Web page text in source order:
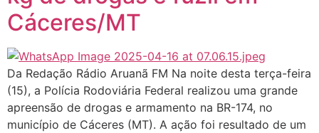
Cáceres/MT
Da Redação Rádio Aruanã FM Na noite desta terça-feira
(15), a Polícia Rodoviária Federal realizou uma grande
apreensão de drogas e armamento na BR-174, no
município de Cáceres (MT). A ação foi resultado de um